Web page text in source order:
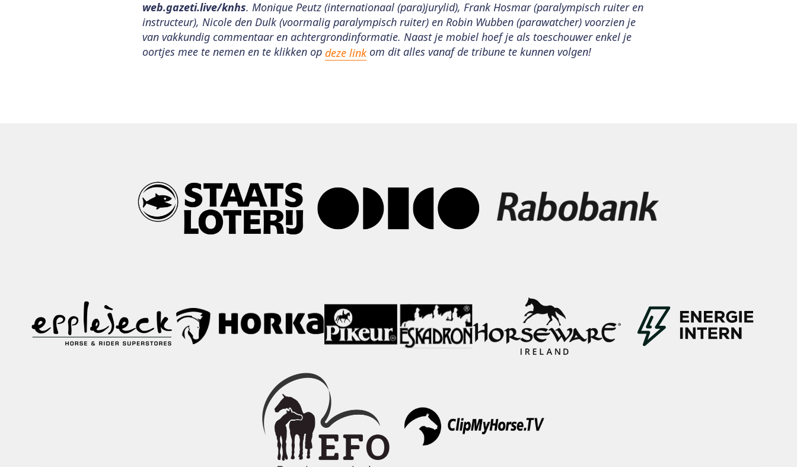
web.gazeti.live/knhs. Monique Peutz (internationaal (para)jurylid), Frank Hosmar (paralympisch ruiter en
instructeur), Nicole den Dulk (voormalig paralympisch ruiter) en Robin Wubben (parawatcher) voorzien je
van vakkundig commentaar en achtergrondinformatie. Naast je mobiel hoef je als toeschouwer enkel je
oortjes mee te nemen en te klikken op deze linkom dit alles vanaf de tribune te kunnen volgen!